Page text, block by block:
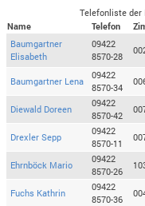
Telefonliste
Name
Telefon
Baumgartner
Elisabeth
09422
8570-28
Baumgartner Lena
09422
8570-34
Diewald Doreen
09422
8570-42
Drexler Sepp
09422
8570-11
Ehrnböck Mario
09422
8570-26
Fuchs Kathrin
09422
8570-36